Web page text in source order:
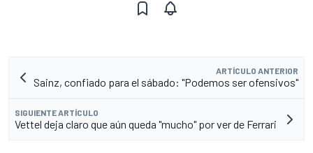
ARTÍCULO ANTERIOR
Sainz, confiado para el sábado: "Podemos ser ofensivos"
SIGUIENTE ARTÍCULO
Vettel deja claro que aún queda "mucho" por ver de Ferrari